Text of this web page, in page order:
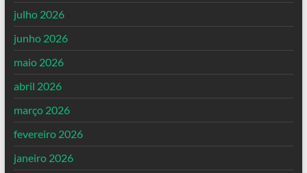
julho 2026
junho 2026
maio 2026
abril 2026
março 2026
fevereiro 2026
janeiro 2026